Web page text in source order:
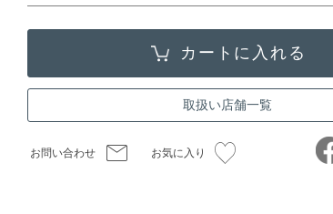
取扱い店舗一覧
お問い合わせ お気に入り